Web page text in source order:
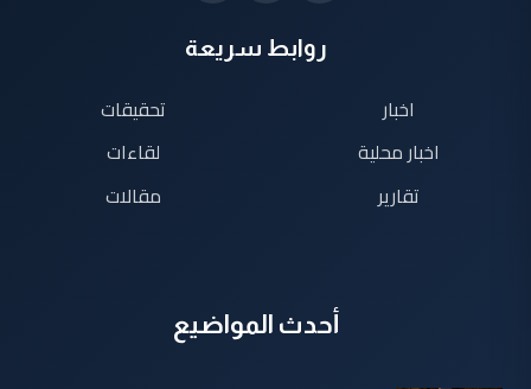
روابط سريعة
اخبار
اخبار محلية
تقارير
تحقيقات
لقاءات
مقالات
أحدث المواضيع